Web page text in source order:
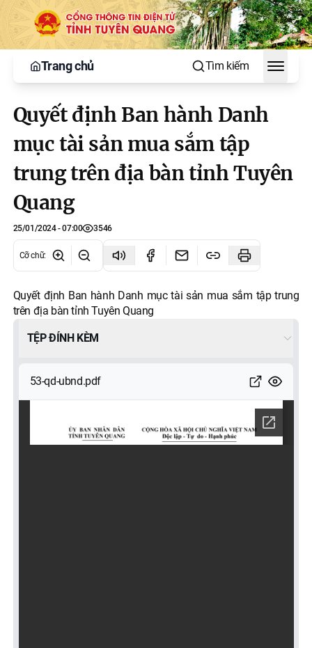
Trang chủ Tìm kiếm
Toggle
Quyết định Ban hành Danh
mục tài sản mua sắm tập
trung trên địa bàn tỉnh Tuyên
Quang
25/01/2024 - 07:00 3546
Cỡ chữ:
Quyết định Ban hành Danh mục tài sản mua sắm tập trung
trên địa bàn tỉnh Tuyên Quang
TỆP ĐÍNH KÈM
53-qd-ubnd.pdf